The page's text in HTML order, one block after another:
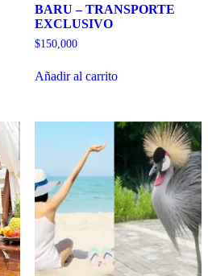
BARU – TRANSPORTE
EXCLUSIVO
$150,000
Añadir al carrito